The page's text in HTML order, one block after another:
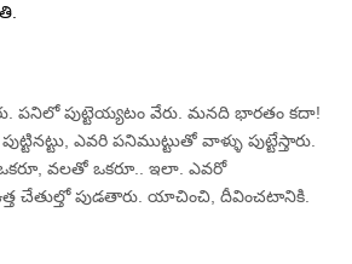
పనిలో పుట్టెయ్యటం వేరు. మనది భారతం కదా!
ఎవరి పనిముట్టుతో వాళ్ళు పుట్టేస్తారు.
ఒకరూ, వలతో ఒకరూ.. ఇలా. ఎవరో
చేతుల్తో పుడతారు. యాచించి, దీవించటానికి.